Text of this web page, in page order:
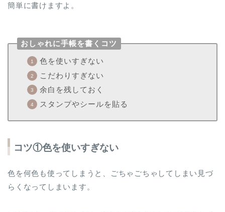
簡単に書けますよ。
おしゃれに手帳を書くコツ
色を使いすぎない
こだわりすぎない
余白を残しておく
スタンプやシールを貼る
コツ①色を使いすぎない
色を何色も使ってしまうと、ごちゃごちゃしてしまい見づ
らくなってしまいます。